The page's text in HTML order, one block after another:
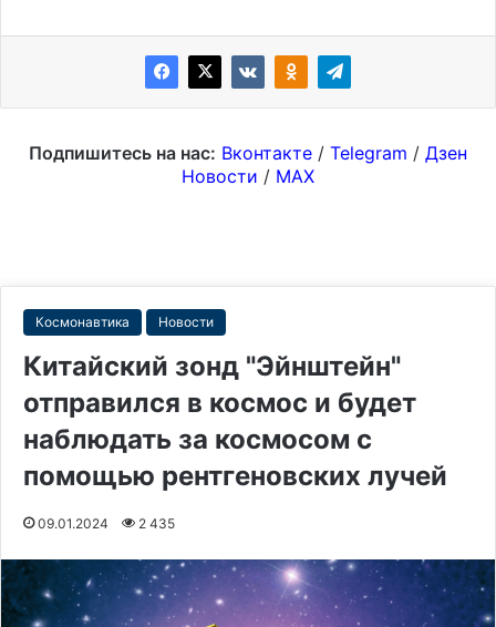
Подпишитесь на нас: Вконтакте / Telegram / Дзен
Новости / MAX